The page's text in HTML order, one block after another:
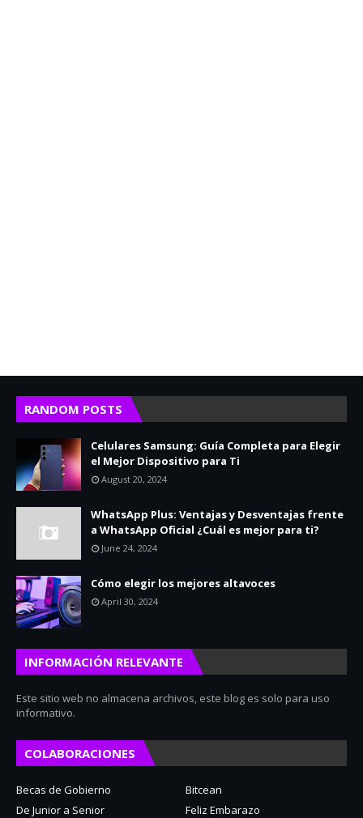
RANDOM POSTS
Celulares Samsung: Guía Completa para Elegir
el Mejor Dispositivo para Ti
August 20, 2024
WhatsApp Plus: Ventajas y Desventajas frente
a WhatsApp Oficial ¿Cuál es mejor para ti?
June 24, 2024
Cómo elegir los mejores altavoces
April 30, 2024
INFORMACIÓN RELEVANTE
Este sitio web no almacena archivos, este blog es solo para uso
informativo.
COLABORACIONES
Becas de Gobierno
Bitcean
De Junior a Senior
Feliz Embarazo